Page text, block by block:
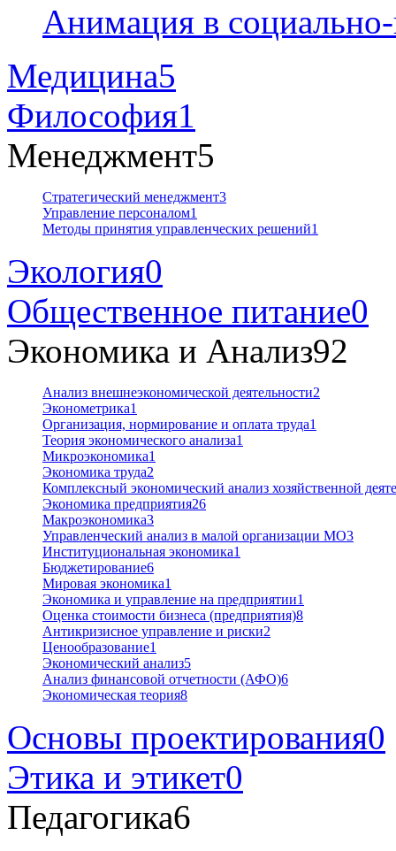
Анимация в
Медицина5
Философия1
Менеджмент5
Стратегический менеджмент3
Управление персоналом1
Методы принятия управленческих решений1
Экология0
Общественное питание0
Экономика и Анализ92
Анализ внешнеэкономической деятельности2
Эконометрика1
Организация, нормирование и оплата труда1
Теория экономического анализа1
Микроэкономика1
Экономика труда2
Комплексный экономический анализ хозяйственной
Экономика предприятия26
Макроэкономика3
Управленческий анализ в малой организации МО3
Институциональная экономика1
Бюджетирование6
Мировая экономика1
Экономика и управление на предприятии1
Оценка стоимости бизнеса (предприятия)8
Антикризисное управление и риски2
Ценообразование1
Экономический анализ5
Анализ финансовой отчетности (АФО)6
Экономическая теория8
Основы проектирования0
Этика и этикет0
Педагогика6